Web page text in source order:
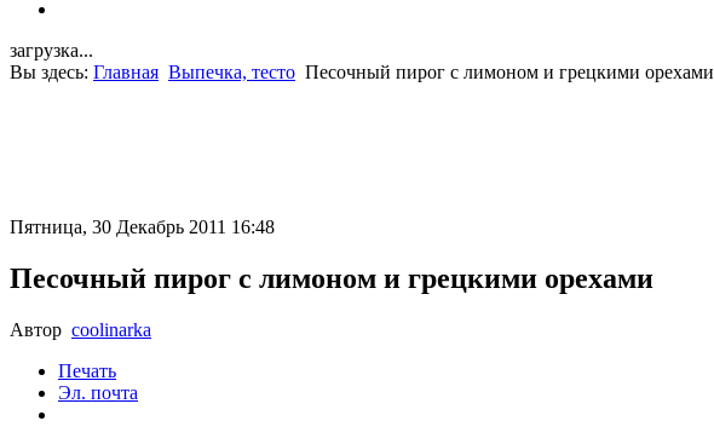
загрузка...
Вы здесь: Главная Выпечка, тесто Песочный пирог с лимоном и грецкими орехами
Пятница, 30 Декабрь 2011 16:48
Песочный пирог с лимоном и грецкими орехами
Автор coolinarka
Печать
Эл. почта